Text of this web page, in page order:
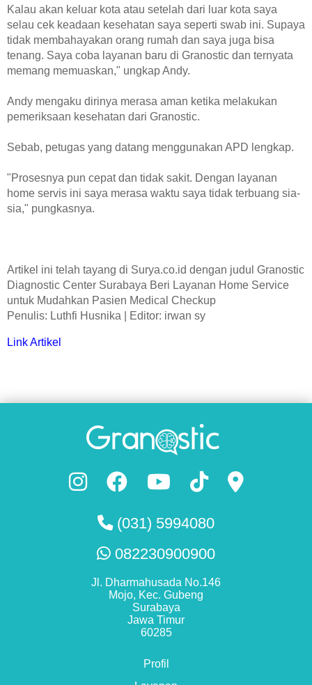
Kalau akan keluar kota atau setelah dari luar kota saya
selau cek keadaan kesehatan saya seperti swab ini. Supaya
tidak membahayakan orang rumah dan saya juga bisa
tenang. Saya coba layanan baru di Granostic dan ternyata
memang memuaskan," ungkap Andy.
Andy mengaku dirinya merasa aman ketika melakukan
pemeriksaan kesehatan dari Granostic.
Sebab, petugas yang datang menggunakan APD lengkap.
"Prosesnya pun cepat dan tidak sakit. Dengan layanan
home servis ini saya merasa waktu saya tidak terbuang sia-
sia," pungkasnya.
Artikel ini telah tayang di Surya.co.id dengan judul Granostic
Diagnostic Center Surabaya Beri Layanan Home Service
untuk Mudahkan Pasien Medical Checkup
Penulis: Luthfi Husnika | Editor: irwan sy
Link Artikel
(031) 5994080
082230900900
Jl. Dharmahusada No.146
Mojo, Kec. Gubeng
Surabaya
Jawa Timur
60285
Profil